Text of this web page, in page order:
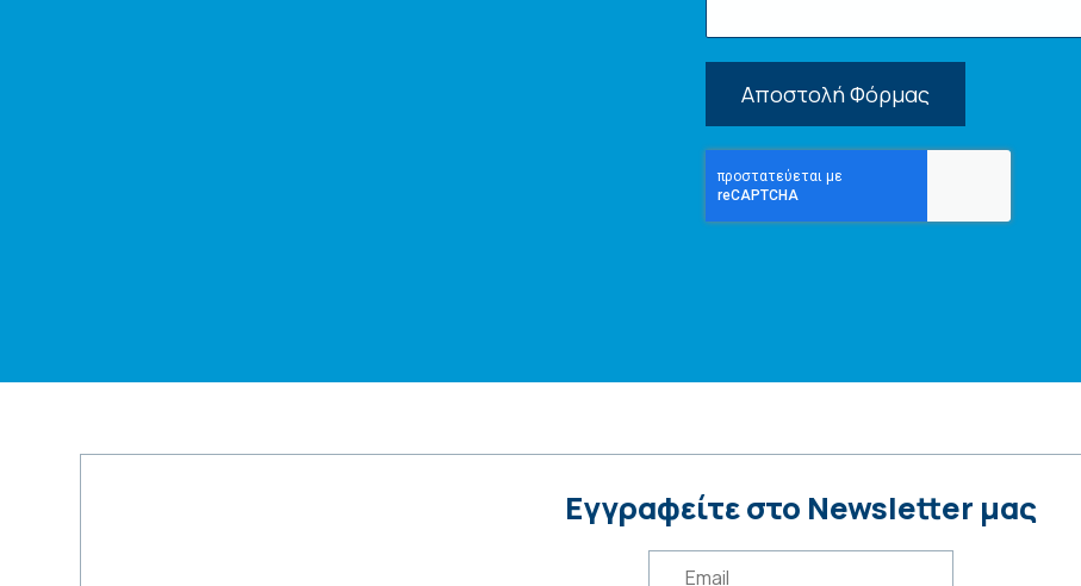
Αποστολή Φόρμας
Εγγραφείτε στο Newsletter μας